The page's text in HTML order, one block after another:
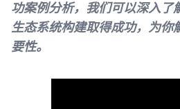
功案例分析，我们可以深入
生态系统构建取得成功，为你
要性。